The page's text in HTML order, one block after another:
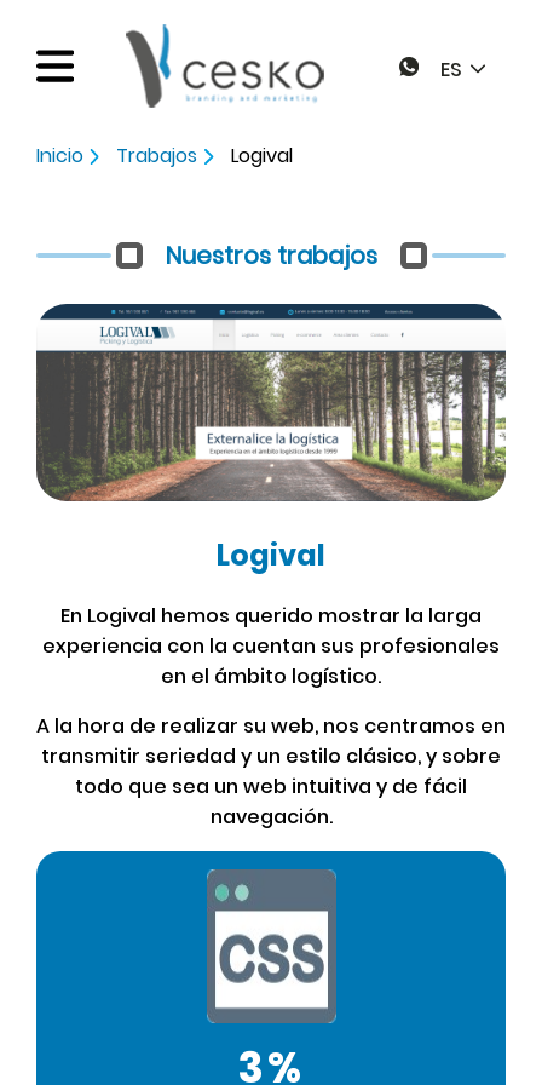
Servicios
Páginas web
Diseño gráfico
Marketing online
Factura eletrónica
Trabajos
Blog
Contacto
ES
Inicio Trabajos Logival
Nuestros trabajos
Logival
En Logival hemos querido mostrar la larga
experiencia con la cuentan sus profesionales
en el ámbito logístico.
A la hora de realizar su web, nos centramos en
transmitir seriedad y un estilo clásico, y sobre
todo que sea un web intuitiva y de fácil
navegación.
3%